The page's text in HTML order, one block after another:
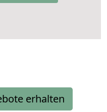
erhalten